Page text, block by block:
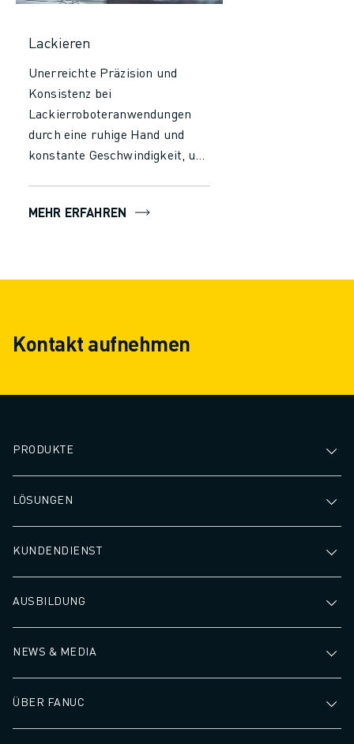
Lackieren
Unerreichte Präzision und
Konsistenz bei
Lackierroboteranwendungen
durch eine ruhige Hand und
konstante Geschwindigkeit, um
zu gewährleisten. Verbessern
Robotersystemen, die einen
ermöglichen. Nutzen Sie
MEHR ERFAHREN
Kontakt aufnehmen
PRODUKTE
LÖSUNGEN
KUNDENDIENST
AUSBILDUNG
NEWS & MEDIA
ÜBER FANUC